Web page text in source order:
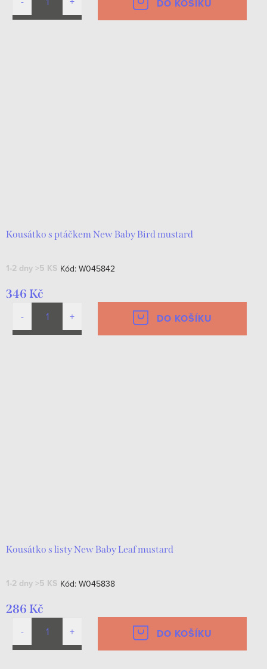
DO KOŠÍKU
Kousátko s ptáčkem New Baby Bird mustard
1-2 dny >5 KS Kód: W045842
346 Kč
DO KOŠÍKU
Kousátko s listy New Baby Leaf mustard
1-2 dny >5 KS Kód: W045838
286 Kč
DO KOŠÍKU